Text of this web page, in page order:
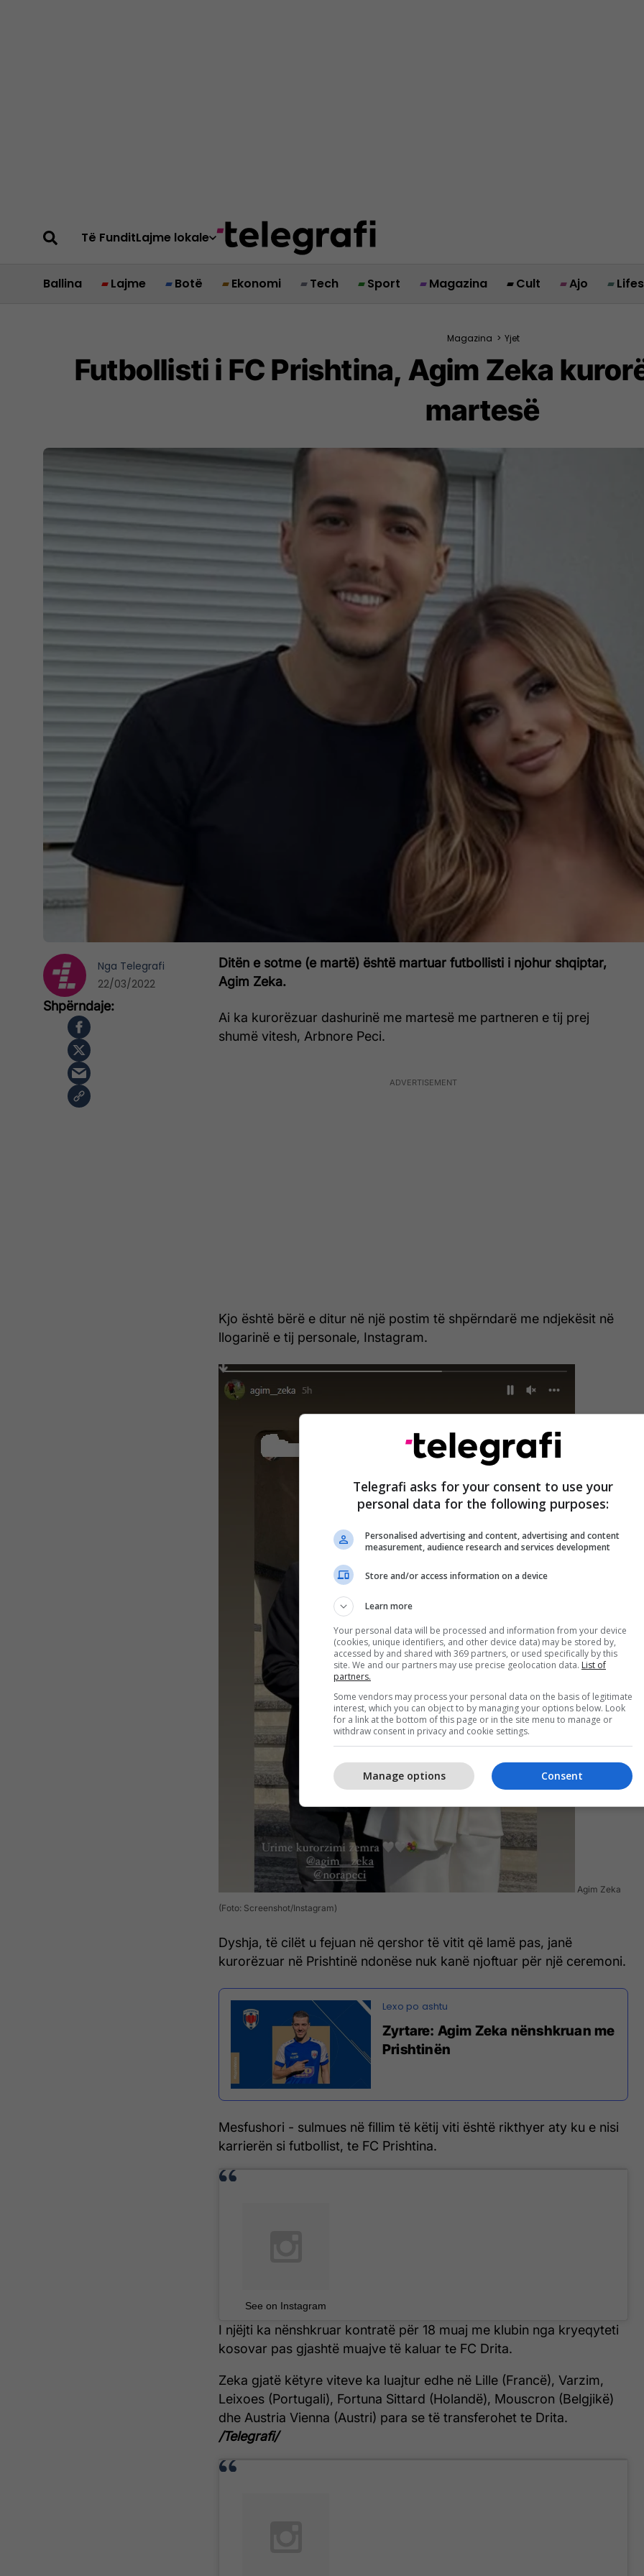
Të FunditLajme lokale
Ballina Lajme Botë Ekonomi Tech Sport Magazina Cult Ajo
Magazina > Yjet
Futbollisti i FC Prishtina, Agim Zeka
martesë
Ditën e sotme (e martë) është martuar futbollisti i njohur shqiptar,
Agim Zeka.
Ai ka kurorëzuar dashurinë me martesë me partneren e tij prej
shumë vitesh, Arbnore Peci.
Kjo është bërë e ditur në një postim të shpërndarë me ndjekësit në
llogarinë e tij personale, Instagram.
Agim Zeka
(Foto: Screenshot/Instagram)
Dyshja, të cilët u fejuan në qershor të vitit që lamë pas, janë
kurorëzuar në Prishtinë ndonëse nuk kanë njoftuar për një ceremoni.
Zyrtare: Agim Zeka nënshkruan me
Prishtinën
Mesfushori - sulmues në fillim të këtij viti është rikthyer aty ku e nisi
karrierën si futbollist, te FC Prishtina.
See on Instagram
I njëjti ka nënshkruar kontratë për 18 muaj me klubin nga kryeqyteti
kosovar pas gjashtë muajve të kaluar te FC Drita.
Zeka gjatë këtyre viteve ka luajtur edhe në Lille (Francë), Varzim,
Leixoes (Portugali), Fortuna Sittard (Holandë), Mouscron (Belgjikë)
dhe Austria Vienna (Austri) para se të transferohet te Drita.
/Telegrafi/
Nga Telegrafi
22/03/2022
Telegrafi asks for your consent to use your
personal data for the following purposes:
Personalised advertising and content, advertising and content
measurement, audience research and services development
Store and/or access information on a device
Learn more
Your personal data will be processed and information from your device
(cookies, unique identifiers, and other device data) may be stored by,
accessed by and shared with 369 partners, or used specifically by this
site. We and our partners may use precise geolocation data. List of
partners.
Some vendors may process your personal data on the basis of legitimate
interest, which you can object to by managing your options below. Look
for a link at the bottom of this page or in the site menu to manage or
withdraw consent in privacy and cookie settings.
Consent
Manage options